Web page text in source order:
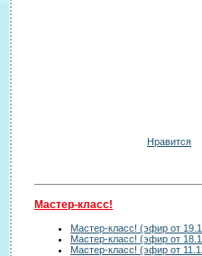
Нравится
Мастер-класс!
Мастер-класс! (эфир от
Мастер-класс! (эфир от
Мастер-класс! (эфир от